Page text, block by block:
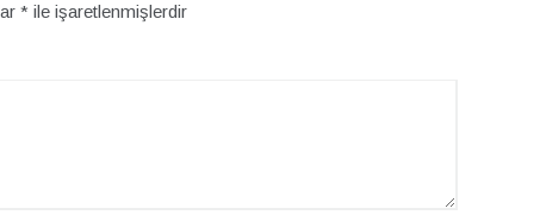
* ile işaretlenmişlerdir